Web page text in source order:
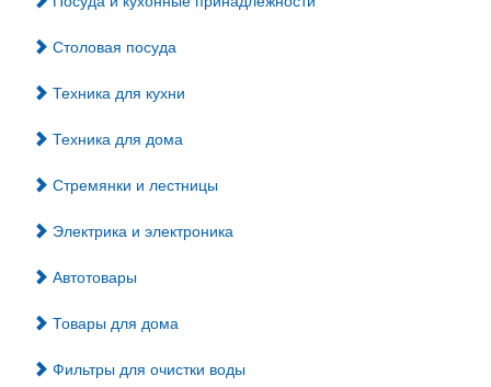
Столовая посуда
Техника для кухни
Техника для дома
Стремянки и лестницы
Электрика и электроника
Автотовары
Товары для дома
Фильтры для очистки воды